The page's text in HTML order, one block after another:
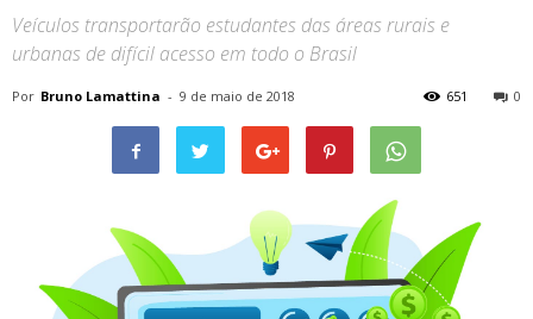
Veículos transportarão estudantes das áreas rurais e
urbanas de difícil acesso em todo o Brasil
Por Bruno Lamattina - 9 de maio de 2018 0
651